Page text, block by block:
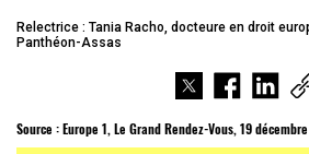
Relectrice : Tania Racho, docteure en droit
Panthéon-Assas
Source :Europe 1, Le Grand Rendez-Vous, 19